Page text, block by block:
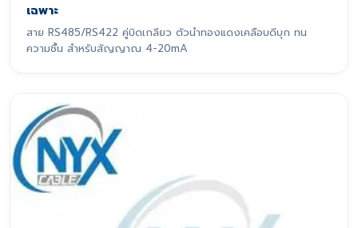
เฉพาะ
สาย RS485/RS422 คู่บิดเกลียว ตัวนำทองแดงเคลือบดีบุก ทน
ความชื้น สำหรับสัญญาณ 4-20mA